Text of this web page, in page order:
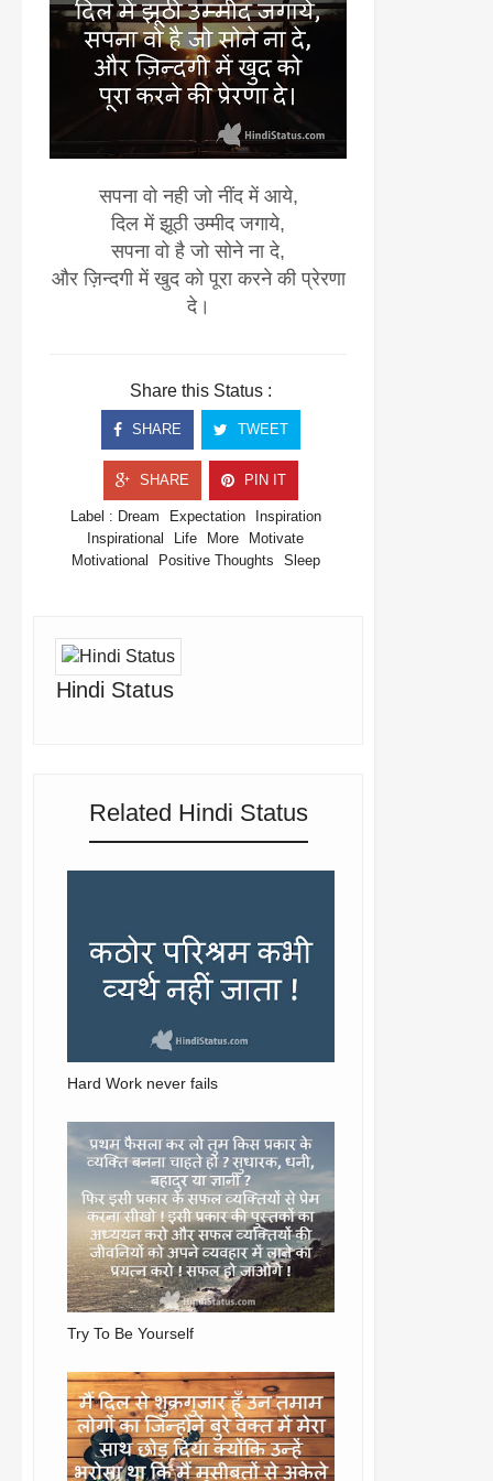
सपना वो नही जो नींद में आये,
दिल में झूठी उम्मीद जगाये,
सपना वो है जो सोने ना दे,
और ज़िन्दगी में खुद को पूरा करने की प्रेरणा
दे।
Share this Status :
SHARE TWEET
SHARE PIN IT
Label : Dream Expectation
Inspiration
Inspirational
Life More
Motivate
Motivational
Positive Thoughts Sleep
Hindi Status
Related Hindi Status
Hard Work never fails
Try To Be Yourself